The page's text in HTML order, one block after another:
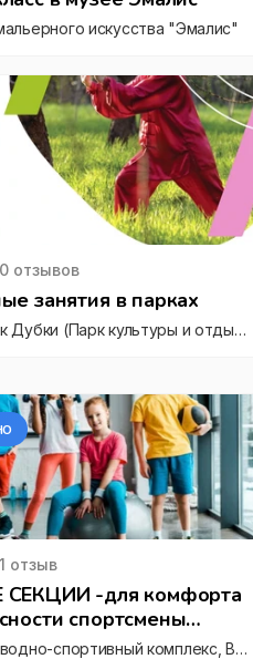
искусства "Эмалис"
0 отзывов
занятия в парках
Лесопарк Дубки (Парк культуры и отдыха )
1 отзыв
СЕКЦИИ -для комфорта
спортсмены
по группам в
Рекорд, водно-спортивный комплекс, ВСК Рекорд